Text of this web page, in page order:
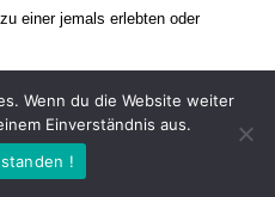
einer jemals erlebten oder
dabei gegenüber. Zeit steht still
Spannung, auch farblich, bis
Die Arbeiten stellen ambivalente
Wenn du die Website weiter
Einverständnis aus.
!